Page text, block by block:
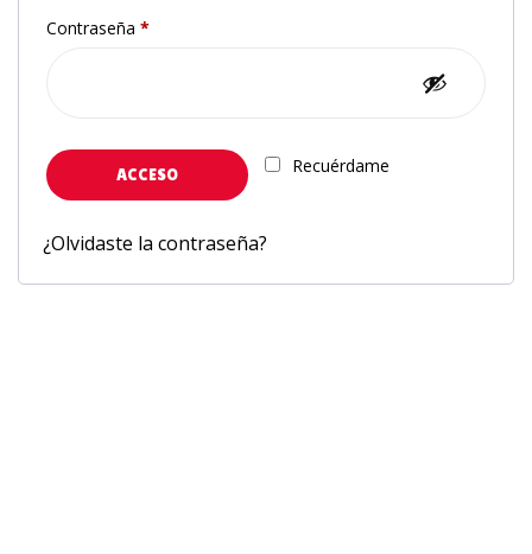
Contraseña *
Recuérdame
ACCESO
¿Olvidaste la contraseña?